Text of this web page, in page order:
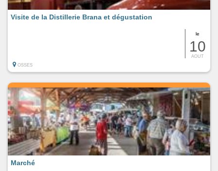
le
10
AOUT
Visite de la Distillerie Brana et dégustation
OSSES
Marché